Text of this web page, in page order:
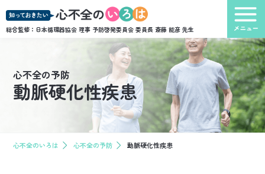
総合監修：日本循環器協会 理事 予防啓発委員会 委員長 斎藤 能彦 先生
心不全の予防
動脈硬化性疾患
心不全のいろは 心不全の予防 動脈硬化性疾患